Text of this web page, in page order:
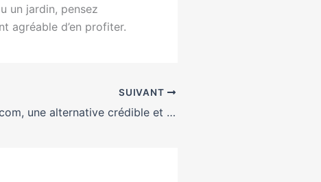
un jardin, pensez
agréable d’en profiter.
SUIVANT
EtreProprio.com, une alternative crédible et gratuite aux leaders des petites annonces immobilières